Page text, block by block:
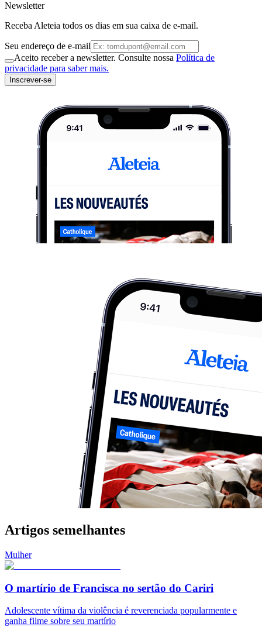
Newsletter
Receba Aleteia todos os dias em sua caixa de e-mail.
Seu endereço de e-mail
Aceito receber a newsletter. Consulte nossa Política de
privacidade para saber mais.
Inscrever-se
Artigos semelhantes
Mulher
O martírio de Francisca no sertão do Cariri
Adolescente vítima da violência é reverenciada popularmente e
ganha filme sobre seu martírio